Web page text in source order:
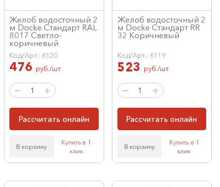
Желоб водосточный 2
м Docke Стандарт RAL
8017 Светло-
коричневый
Код/Арт.: 6120
476 руб./шт
Рассчитать онлайн
В корзину
Купить в 1
клик
Желоб водосточный 2
м Docke Стандарт RR
32 Коричневый
Код/Арт.: 6119
523 руб./шт
Рассчитать онлайн
В корзину
Купить в 1
клик